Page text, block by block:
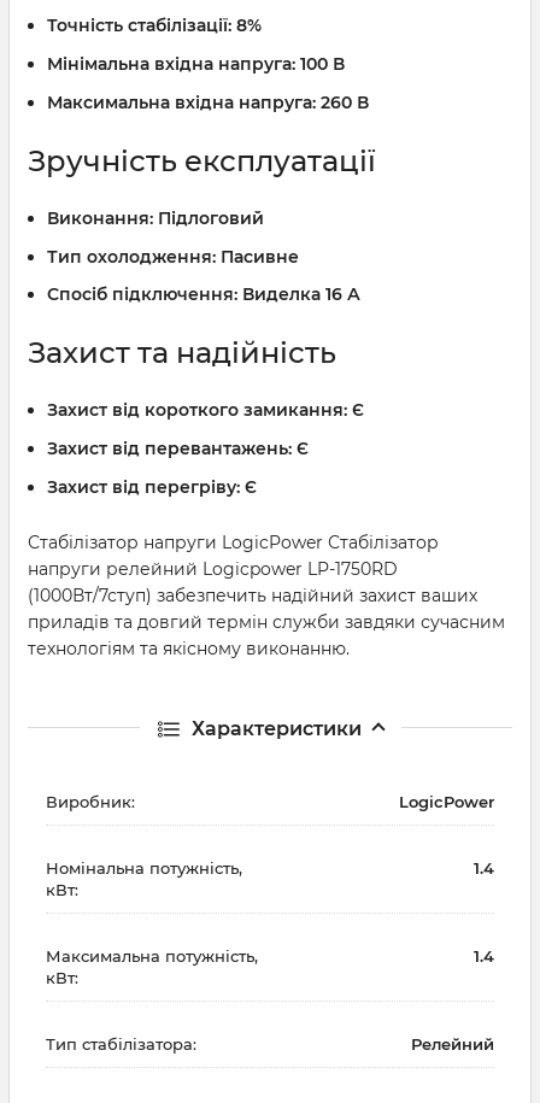
Точність стабілізації: 8%
Мінімальна вхідна напруга: 100 В
Максимальна вхідна напруга: 260 В
Зручність експлуатації
Виконання: Підлоговий
Тип охолодження: Пасивне
Спосіб підключення: Виделка 16 А
Захист та надійність
Захист від короткого замикання: Є
Захист від перевантажень: Є
Захист від перегріву: Є
Стабілізатор напруги LogicPower Стабілізатор
напруги релейний Logicpower LP-1750RD
(1000Вт/7ступ) забезпечить надійний захист ваших
приладів та довгий термін служби завдяки сучасним
технологіям та якісному виконанню.
Характеристики
Виробник: LogicPower
Номінальна потужність,
кВт:
1.4
Максимальна потужність,
кВт:
1.4
Тип стабілізатора: Релейний